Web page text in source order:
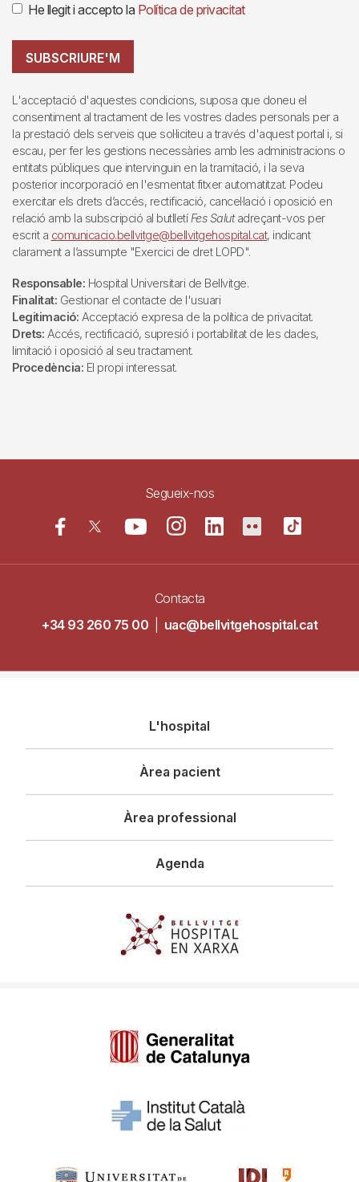
He llegit i accepto la Política de privacitat
SUBSCRIURE'M
L'acceptació d'aquestes condicions, suposa que doneu el
consentiment al tractament de les vostres dades personals per a
la prestació dels serveis que sol·liciteu a través d'aquest portal i, si
escau, per fer les gestions necessàries amb les administracions o
entitats públiques que intervinguin en la tramitació, i la seva
posterior incorporació en l'esmentat fitxer automatitzat. Podeu
exercitar els drets d’accés, rectificació, cancel·lació i oposició en
relació amb la subscripció al butlletí Fes Salutadreçant-vos per
escrit a comunicacio.bellvitge@bellvitgehospital.cat, indicant
clarament a l’assumpte "Exercici de dret LOPD".
Responsable: Hospital Universitari de Bellvitge.
Finalitat: Gestionar el contacte de l'usuari
Legitimació: Acceptació expresa de la política de privacitat.
Drets: Accés, rectificació, supresió i portabilitat de les dades,
limitació i oposició al seu tractament.
Procedència: El propi interessat.
Segueix-nos
Contacta
+34 93 260 75 00
uac@bellvitgehospital.cat
principal
L'hospital
Àrea pacient
Àrea professional
Agenda